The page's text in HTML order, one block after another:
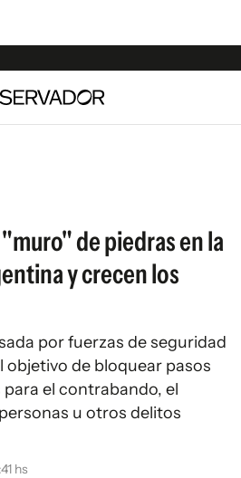
de piedras en la
y crecen los
por fuerzas de seguridad
objetivo de bloquear pasos
el contrabando, el
u otros delitos
hs